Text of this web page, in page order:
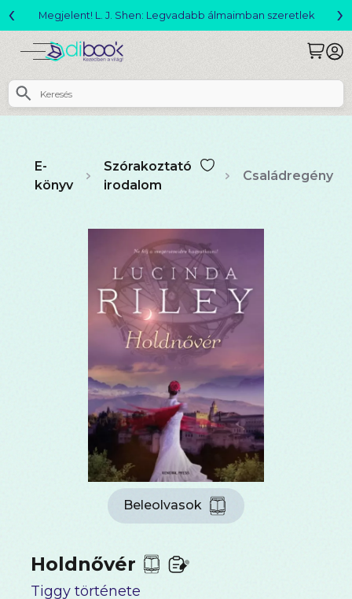
Megjelent! L. J. Shen: Legvadabb álmaimban szeretlek
‹ ›
E-
könyv
Szórakoztató
irodalom
Családregény
Beleolvasok
Holdnővér
Tiggy története